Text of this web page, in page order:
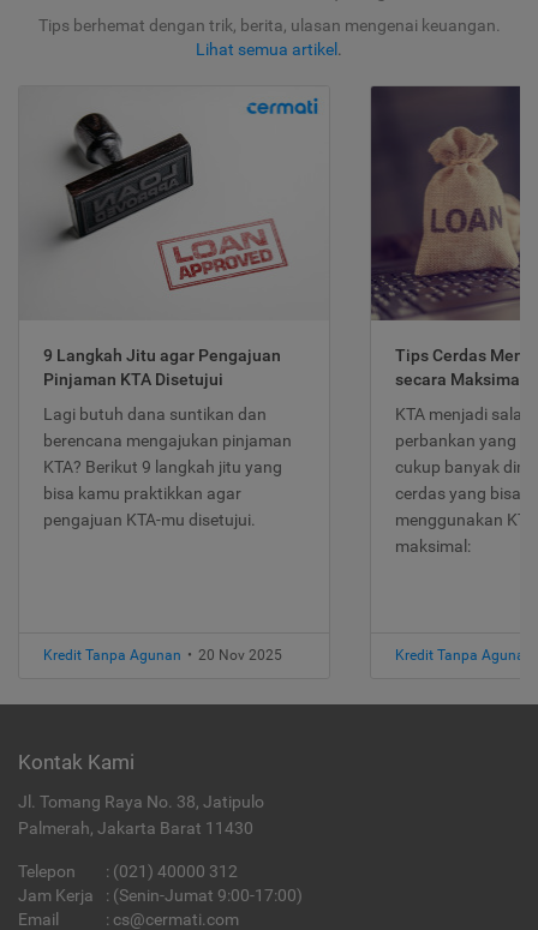
Tips berhemat dengan trik, berita, ulasan mengenai keuangan.
Lihat semua artikel .
9 Langkah Jitu agar Pengajuan
Pinjaman KTA Disetujui
Lagi butuh dana suntikan dan
berencana mengajukan pinjaman
KTA? Berikut 9 langkah jitu yang
bisa kamu praktikkan agar
pengajuan KTA-mu disetujui.
Kredit Tanpa Agunan • 20 Nov 2025
Tips Cerdas
secara Maksimal
KTA menjadi
perbankan yang
cukup banyak
cerdas yang bisa
menggunakan
maksimal:
Kredit Tanpa Agunan
Kontak Kami
Jl. Tomang Raya No. 38, Jatipulo
Palmerah, Jakarta Barat 11430
Telepon : (021) 40000 312
Jam Kerja
: (Senin-Jumat 9:00-17:00)
Email
: cs@cermati.com